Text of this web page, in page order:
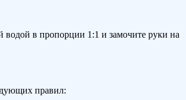
водой в пропорции 1:1 и замочите руки на
правил: